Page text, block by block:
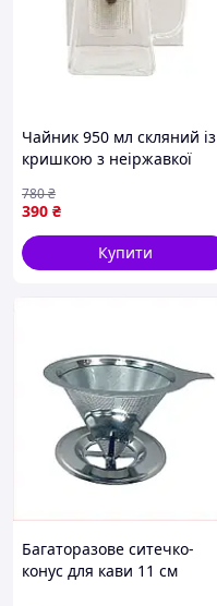
Чайник 950 мл скляний із
кришкою з неіржавкої
трав ТМ LUMINES
390 ₴
780₴
Купити
Багаторазове ситечко-
конус для кави 11 см